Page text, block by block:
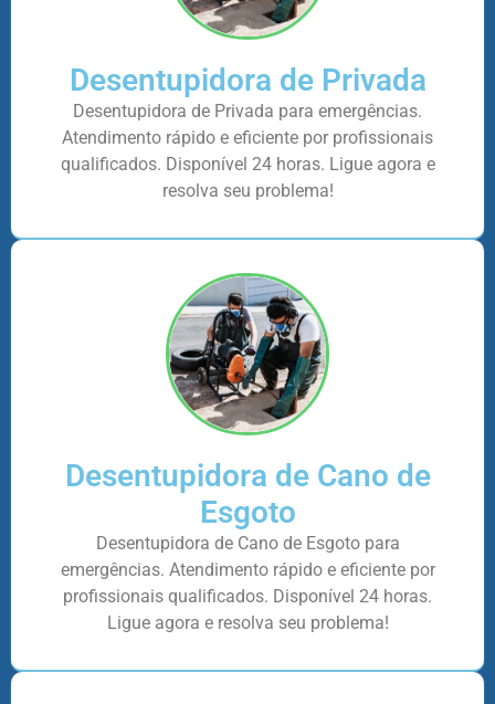
Desentupidora de Privada
Desentupidora de Privada para emergências.
Atendimento rápido e eficiente por profissionais
qualificados. Disponível 24 horas. Ligue agora e
resolva seu problema!
Desentupidora de Cano de
Esgoto
Desentupidora de Cano de Esgoto para
emergências. Atendimento rápido e eficiente por
profissionais qualificados. Disponível 24 horas.
Ligue agora e resolva seu problema!